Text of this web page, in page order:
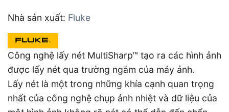
dựa trên
đánh giá
Nhà sản xuất: Fluke
Công nghệ lấy nét MultiSharp™ tạo ra các hình ảnh
được lấy nét qua trường ngắm của máy ảnh.
Lấy nét là một trong những khía cạnh quan trọng
nhất của công nghệ chụp ảnh nhiệt và dữ liệu của